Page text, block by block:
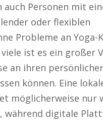
auch Personen mit
oder flexiblen
Probleme an Yoga-
ist es ein großer
an ihren
können. Eine
möglicherweise nur
während digitale